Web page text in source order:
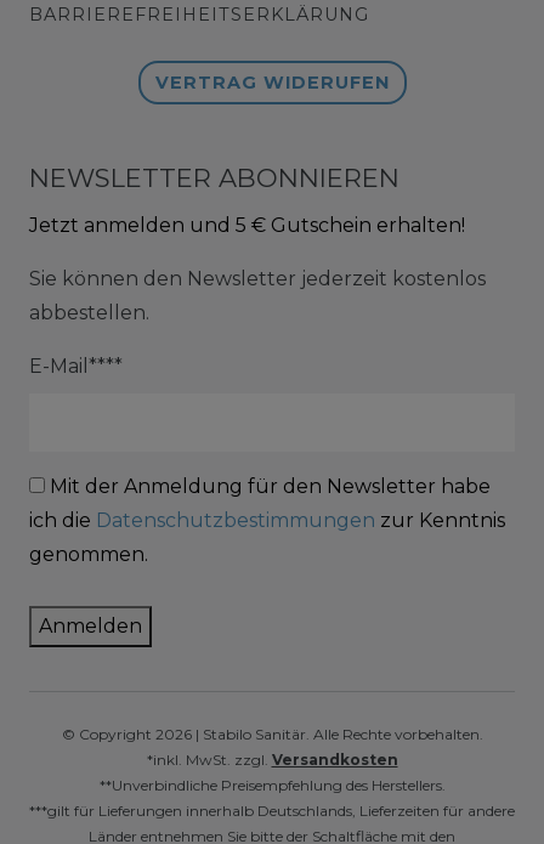
BARRIEREFREIHEITSERKLÄRUNG
VERTRAG WIDERUFEN
NEWSLETTER ABONNIEREN
Jetzt anmelden und 5 € Gutschein erhalten!
Sie können den Newsletter jederzeit kostenlos
abbestellen.
E-Mail****
Mit der Anmeldung für den Newsletter habe
ich die Datenschutzbestimmungen zur Kenntnis
genommen.
Anmelden
© Copyright 2026 | Stabilo Sanitär. Alle Rechte vorbehalten.
*inkl. MwSt. zzgl. Versandkosten
**Unverbindliche Preisempfehlung des Herstellers.
***gilt für Lieferungen innerhalb Deutschlands, Lieferzeiten für andere
Länder entnehmen Sie bitte der Schaltfläche mit den